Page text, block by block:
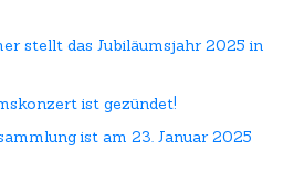
stellt das Jubiläumsjahr 2025 in
ist gezündet!
ist am 23. Januar 2025